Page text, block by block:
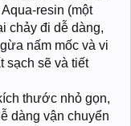
resin (một
chảy đi dễ dàng,
nấm mốc và vi
sạch sẽ và tiết
thước nhỏ gọn,
dàng vận chuyển